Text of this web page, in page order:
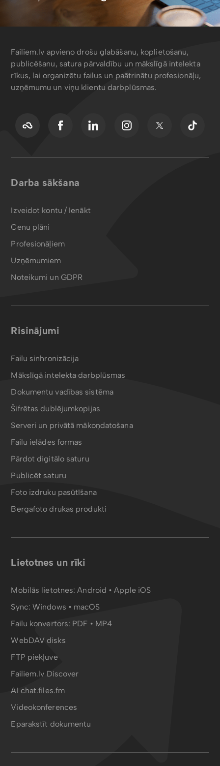
Failiem.lv apvieno drošu glabāšanu, koplietošanu,
publicēšanu, satura pārvaldību un mākslīgā intelekta
rīkus, lai organizētu failus un paātrinātu profesionāļu,
uzņēmumu un viņu klientu darbplūsmas.
Darba sākšana
Izveidot kontu / Ienākt
Cenu plāni
Profesionāļiem
Uzņēmumiem
Noteikumi un GDPR
Risinājumi
Failu sinhronizācija
Mākslīgā intelekta darbplūsmas
Dokumentu vadības sistēma
Šifrētas dublējumkopijas
Serveri un privātā mākoņdatošana
Failu ielādes formas
Pārdot digitālo saturu
Publicēt saturu
Foto izdruku pasūtīšana
Bergafoto drukas produkti
Lietotnes un rīki
Mobilās lietotnes:Android •Apple iOS
Sync:Windows • macOS
Failu konvertors: PDF • MP4
WebDAV disks
FTP piekļuve
Failiem.lv Discover
AI chat.files.fm
Videokonferences
Eparakstīt dokumentu